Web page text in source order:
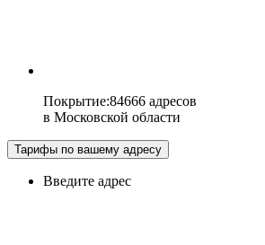
Покрытие:84666 адресов
в Московской области
Тарифы по вашему адресу
Введите адрес